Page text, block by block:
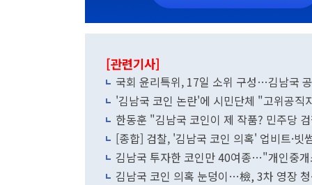
[관련기사]
국회 윤리특위, 17일 소위 구성…김남국
'김남국 코인 논란'에 시민단체 "고위공직
한동훈 "김남국 코인이 제 작품? 민주당
[종합] 검찰, '김남국 코인 의혹' 업비트·빗
김남국 투자한 코인만 40여종…"개인중
김남국 코인 의혹 눈덩이…檢, 3차 영장